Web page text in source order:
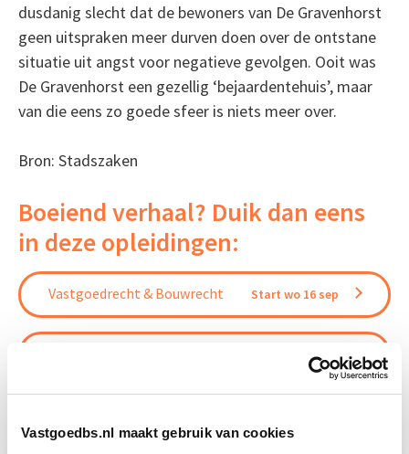
Vastgoedbs.nl maakt gebruik van cookies
dusdanig slecht dat de bewoners van De Gravenhorst
geen uitspraken meer durven doen over de ontstane
situatie uit angst voor negatieve gevolgen. Ooit was
De Gravenhorst een gezellig ‘bejaardentehuis’, maar
van die eens zo goede sfeer is niets meer over.
Bron: Stadszaken
Boeiend verhaal? Duik dan eens
in deze opleidingen:
Vastgoedrecht & Bouwrecht Start wo 16 sep
Start wo 9 jun